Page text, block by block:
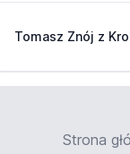
Tomasz Znój z
Strona